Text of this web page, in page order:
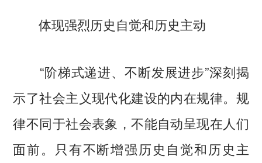
体现强烈历史自觉和历史主动
“阶梯式递进、不断发展进步”深刻揭
示了社会主义现代化建设的内在规律。规
律不同于社会表象，不能自动呈现在人们
面前。只有不断增强历史自觉和历史主